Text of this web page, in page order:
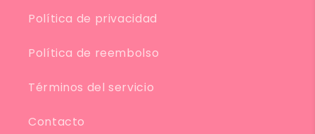
Política de privacidad
Política de reembolso
Términos del servicio
Contacto